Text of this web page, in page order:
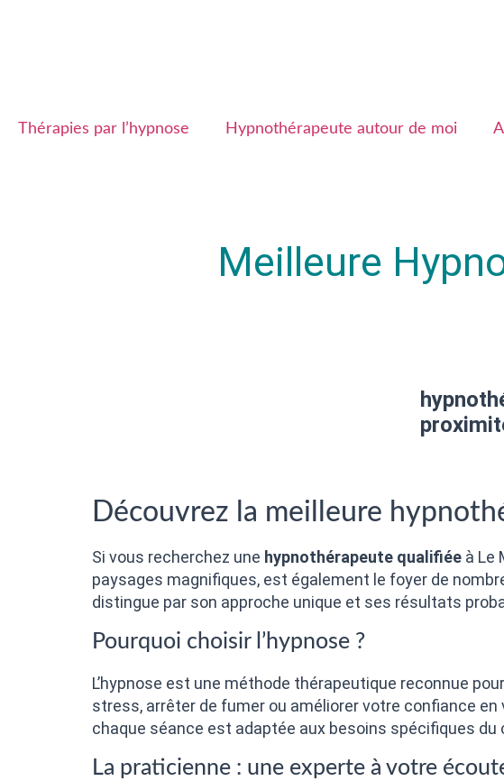
Thérapies par l’hypnose Hypnothérapeute autour de moi
Meilleure
Découvrez la meilleure
Si vous recherchez une hypnothérapeute qualifiée à Le
paysages magnifiques, est également le foyer de
distingue par son approche unique et ses résultats
Pourquoi choisir l’hypnose ?
L’hypnose est une méthode thérapeutique reconnue
stress, arrêter de fumer ou améliorer votre confiance
chaque séance est adaptée aux besoins spécifiques
La praticienne : une experte à votre